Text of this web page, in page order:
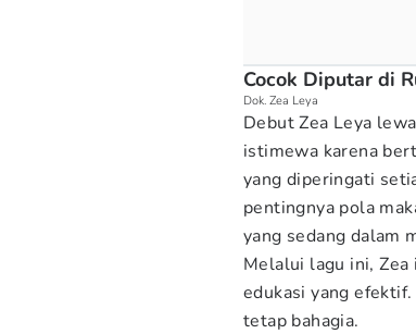
Cocok Diputar di
Dok. Zea Leya
Debut Zea Leya
istimewa karena
yang diperingati
pentingnya pola
yang sedang dalam
Melalui lagu ini, Zea
edukasi yang
tetap bahagia.